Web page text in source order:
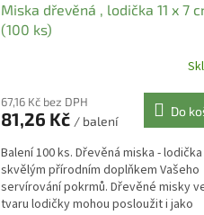
Miska dřevěná , lodička 11 x 7
(100 ks)
67,16 Kč bez DPH
81,26 Kč / balení
Do
Balení 100 ks. Dřevěná miska -
skvělým přírodním doplňkem Vašeho
servírování pokrmů. Dřevěné misky
tvaru lodičky mohou posloužit i jako